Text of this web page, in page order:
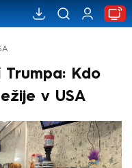
Trumpa: Kdo
v USA